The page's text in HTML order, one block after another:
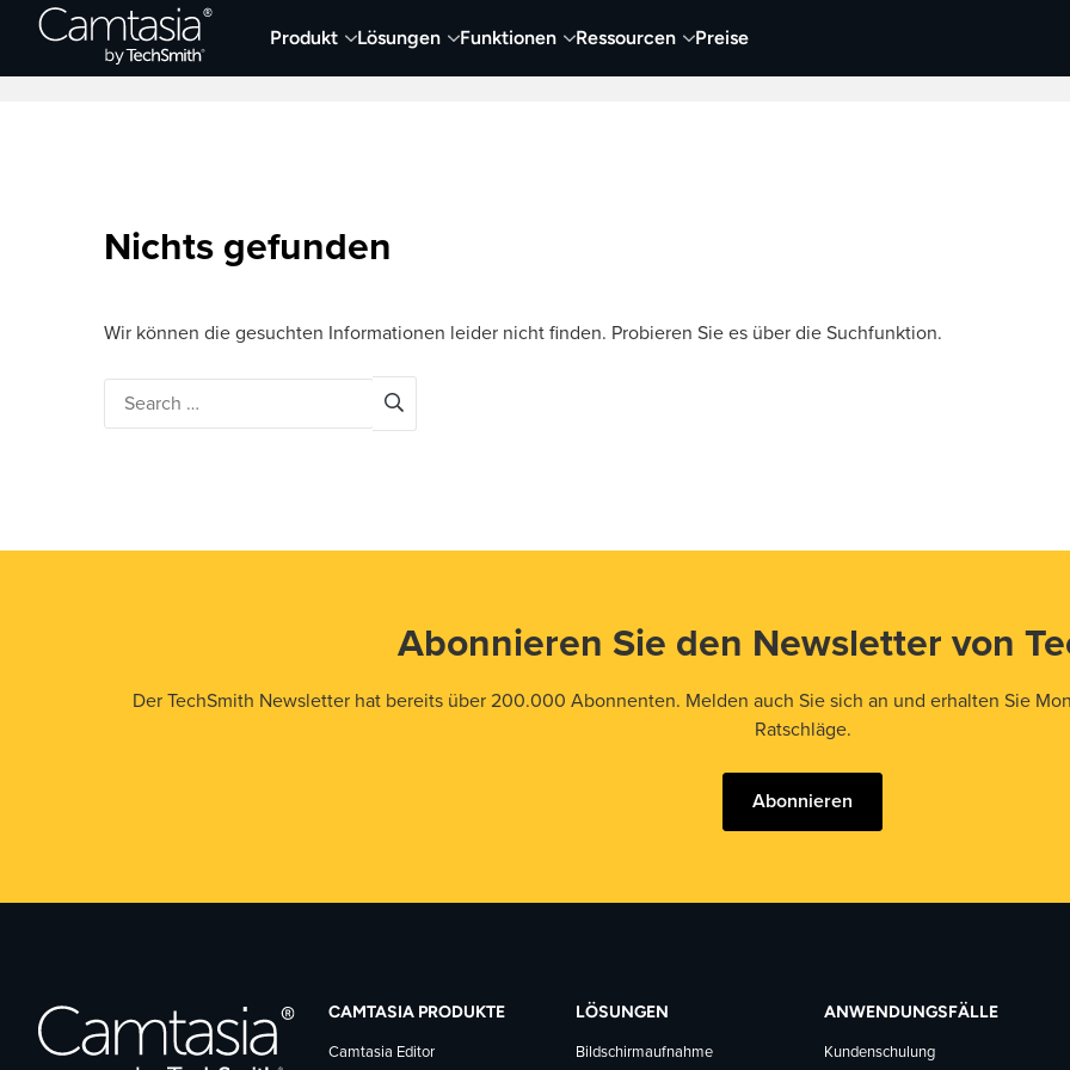
Direkt
Produkt Lösungen Funktionen Ressourcen Preise
Neueste Artikel Screen Capture und Aufnehmen Video Visueller Content
Nichts gefunden
Wir können die gesuchten Informationen leider nicht finden. Probieren Sie es über die Suchfunktion.
Abonnieren Sie den Newsletter von
Der TechSmith Newsletter hat bereits über 200.000 Abonnenten. Melden auch Sie sich an und erhalten Sie
Ratschläge.
Abonnieren
CAMTASIA PRODUKTE
Camtasia Editor
LÖSUNGEN
Bildschirmaufnahme
ANWENDUNGSFÄLLE
Kundenschulung